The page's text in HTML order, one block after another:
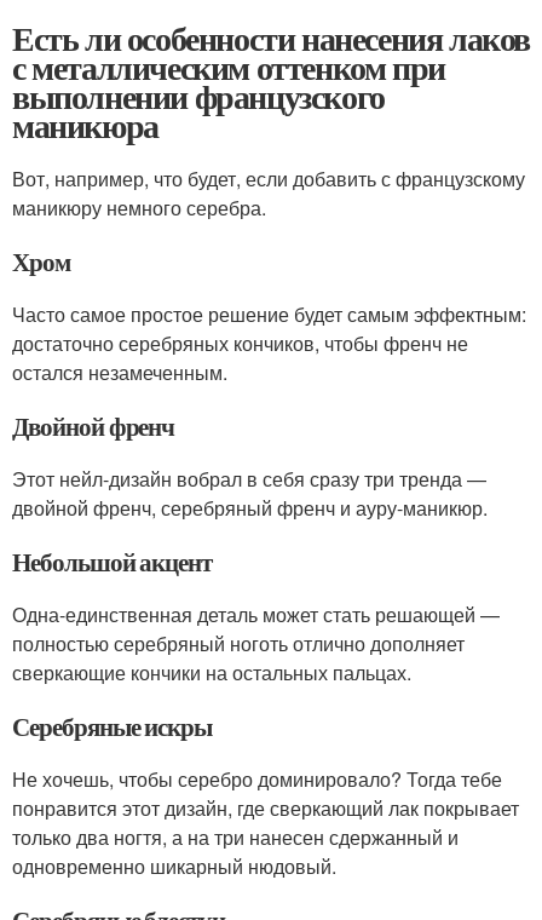
Есть ли особенности нанесения лаков
с металлическим оттенком при
выполнении французского
маникюра
Вот, например, что будет, если добавить с французскому
маникюру немного серебра.
Хром
Часто самое простое решение будет самым эффектным:
достаточно серебряных кончиков, чтобы френч не
остался незамеченным.
Двойной френч
Этот нейл-дизайн вобрал в себя сразу три тренда —
двойной френч, серебряный френч и ауру-маникюр.
Небольшой акцент
Одна-единственная деталь может стать решающей —
полностью серебряный ноготь отлично дополняет
сверкающие кончики на остальных пальцах.
Серебряные искры
Не хочешь, чтобы серебро доминировало? Тогда тебе
понравится этот дизайн, где сверкающий лак покрывает
только два ногтя, а на три нанесен сдержанный и
одновременно шикарный нюдовый.